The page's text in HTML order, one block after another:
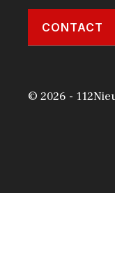
CONTACT
© 2026 -